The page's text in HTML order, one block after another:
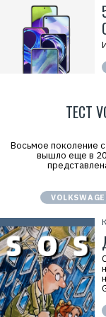
ТЕСТ
Восьмое поколение
вышло еще в